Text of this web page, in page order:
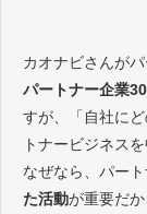
カオナビさんが
パートナー企業
すが、「自社に
トナービジネス
なぜなら、パー
た活動が重要だか